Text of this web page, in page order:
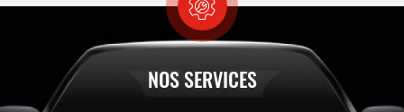
NOS SERVICES